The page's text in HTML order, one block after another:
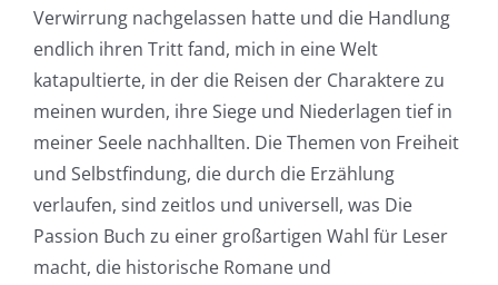
Verwirrung nachgelassen hatte und die Handlung
endlich ihren Tritt fand, mich in eine Welt
katapultierte, in der die Reisen der Charaktere zu
meinen wurden, ihre Siege und Niederlagen tief in
meiner Seele nachhallten. Die Themen von Freiheit
und Selbstfindung, die durch die Erzählung
verlaufen, sind zeitlos und universell, was Die
Passion Buch zu einer großartigen Wahl für Leser
macht, die historische Romane und